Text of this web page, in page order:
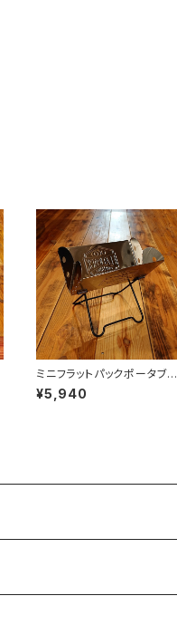
ミニフラットパックポータブル
グリル＆ファイヤーピット
¥5,940